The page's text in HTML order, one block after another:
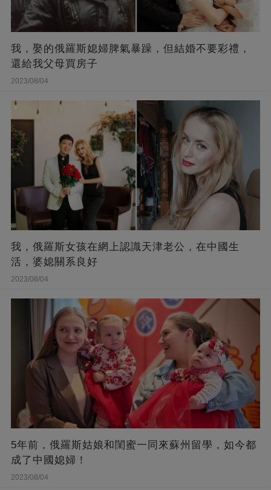
我，娶的俄羅斯媳婦脾氣暴躁，但結婚不要彩禮，
還給我父母買房子
2023/08/04
我，俄羅斯女孩在網上認識天津老公，在中國生
活，婆媳關系良好
2023/08/04
5年前，俄羅斯姑娘和閨蜜一同來蘇州留學，如今都
成了中國媳婦！
2023/08/04